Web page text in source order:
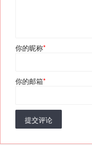
你的昵称*
你的邮箱*
提交评论